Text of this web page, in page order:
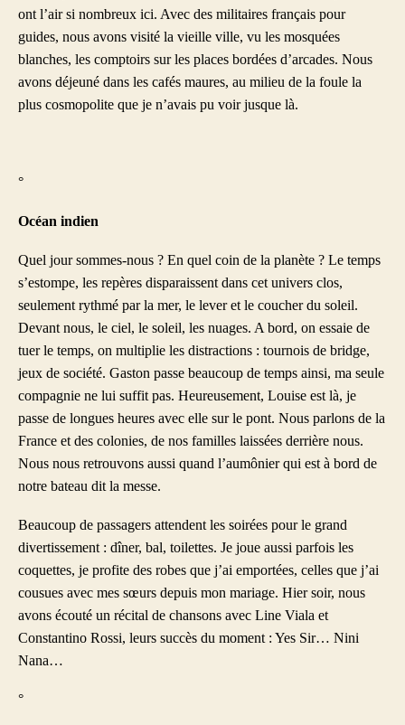
ont l’air si nombreux ici. Avec des militaires français pour
guides, nous avons visité la vieille ville, vu les mosquées
blanches, les comptoirs sur les places bordées d’arcades. Nous
avons déjeuné dans les cafés maures, au milieu de la foule la
plus cosmopolite que je n’avais pu voir jusque là.
°
Océan indien
Quel jour sommes-nous ? En quel coin de la planète ? Le temps
s’estompe, les repères disparaissent dans cet univers clos,
seulement rythmé par la mer, le lever et le coucher du soleil.
Devant nous, le ciel, le soleil, les nuages. A bord, on essaie de
tuer le temps, on multiplie les distractions : tournois de bridge,
jeux de société. Gaston passe beaucoup de temps ainsi, ma seule
compagnie ne lui suffit pas. Heureusement, Louise est là, je
passe de longues heures avec elle sur le pont. Nous parlons de la
France et des colonies, de nos familles laissées derrière nous.
Nous nous retrouvons aussi quand l’aumônier qui est à bord de
notre bateau dit la messe.
Beaucoup de passagers attendent les soirées pour le grand
divertissement : dîner, bal, toilettes. Je joue aussi parfois les
coquettes, je profite des robes que j’ai emportées, celles que j’ai
cousues avec mes sœurs depuis mon mariage. Hier soir, nous
avons écouté un récital de chansons avec Line Viala et
Constantino Rossi, leurs succès du moment : Yes Sir… Nini
Nana…
°